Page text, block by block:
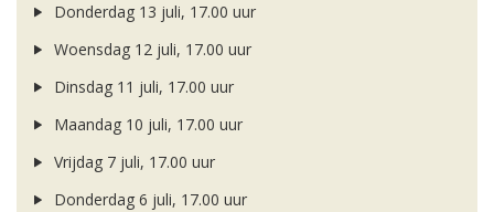
Donderdag 13 juli, 17.00 uur
Woensdag 12 juli, 17.00 uur
Dinsdag 11 juli, 17.00 uur
Maandag 10 juli, 17.00 uur
Vrijdag 7 juli, 17.00 uur
Donderdag 6 juli, 17.00 uur